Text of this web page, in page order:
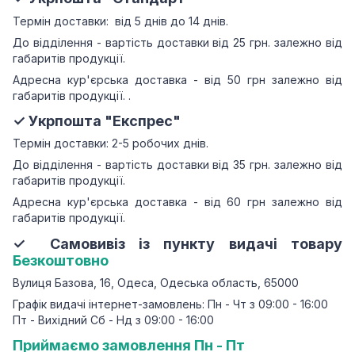
Термін доставки: від 5 днів до 14 днів.
До відділення - вартість доставки від 25 грн.залежно від
габаритів продукції.
Адресна кур'єрська доставка - від 50 грн залежно від
габаритів продукції. .
✓ Укрпошта "Експрес"
Термін доставки: 2-5 робочих днів.
До відділення - вартість доставки від 35 грн.залежно від
габаритів продукції.
Адресна кур'єрська доставка - від 60 грн залежно від
габаритів продукції.
✓ Самовивіз із пункту видачі товару
Безкоштовно
Вулиця Базова, 16, Одеса, Одеська область, 65000
Графік видачі інтернет-замовлень: Пн - Чт з 09:00 - 16:00
Пт - Вихідний Сб - Нд з 09:00 - 16:00
Приймаємо замовлення Пн - Пт